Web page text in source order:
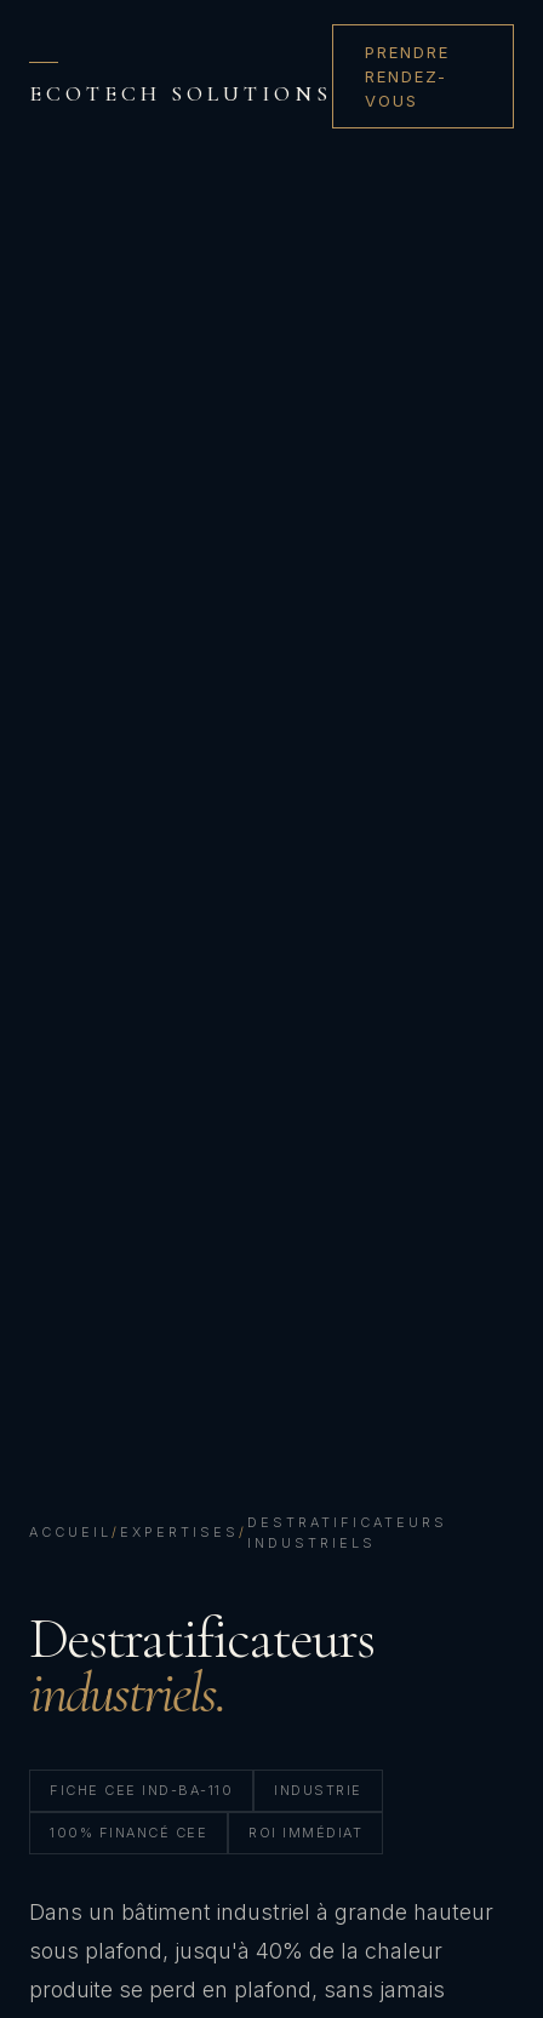
ECOTECH SOLUTIONS
PRENDRE
RENDEZ-
VOUS
ACCUEIL / EXPERTISES /
DESTRATIFICATEURS
INDUSTRIELS
Destratificateurs
industriels.
FICHE CEE IND-BA-110 INDUSTRIE
100% FINANCÉ CEE ROI IMMÉDIAT
Dans un bâtiment industriel à grande hauteur
sous plafond, jusqu'à 40% de la chaleur
produite se perd en plafond, sans jamais